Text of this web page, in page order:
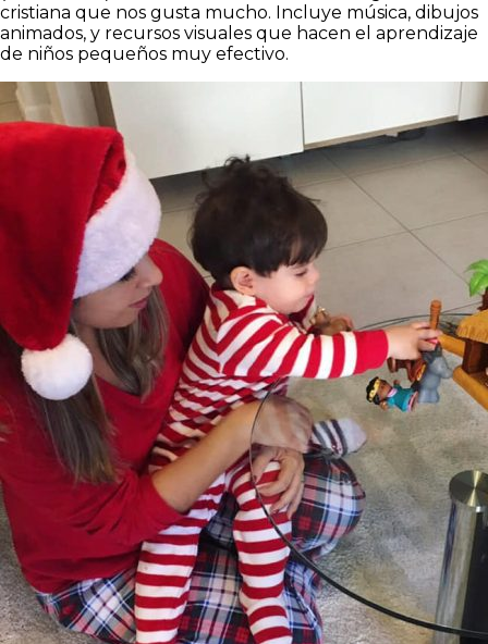
cristiana que nos gusta mucho. Incluye música, dibujos
animados, y recursos visuales que hacen el aprendizaje
de niños pequeños muy efectivo.